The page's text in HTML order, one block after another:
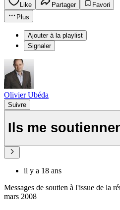
Like Partager
Favori
Plus
Ajouter à la playlist
Signaler
Olivier Ubéda
Suivre
Ils me
il y a 18 ans
Messages de soutien à l'issue de la
mars 2008